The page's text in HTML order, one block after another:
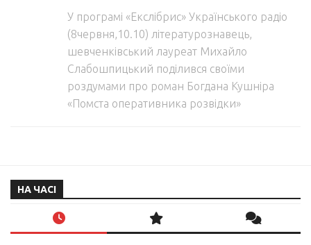
У програмі «Екслібрис» Українського радіо
(8червня,10.10) літературознавець,
шевченківський лауреат Михайло
Слабошпицький поділився своїми
роздумами про роман Богдана Кушніра
«Помста оперативника розвідки»
НА ЧАСІ